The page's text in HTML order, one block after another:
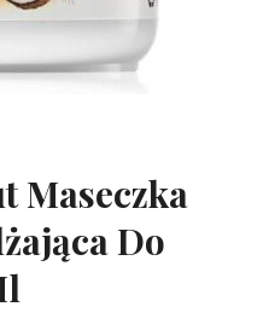
Maseczka
Do